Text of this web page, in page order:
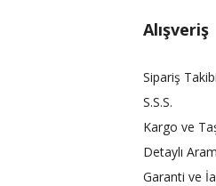
Alışveriş
Sipariş Takibi
S.S.S.
Kargo ve
Detaylı
Garanti ve